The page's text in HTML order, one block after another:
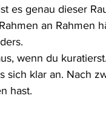
es genau dieser
an Rahmen
wenn du
sich klar an. Nach
hast.